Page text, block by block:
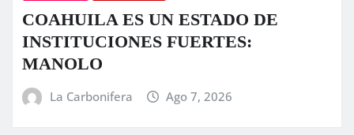
COAHUILA ES UN ESTADO DE
INSTITUCIONES FUERTES:
MANOLO
La Carbonifera Ago 7, 2026